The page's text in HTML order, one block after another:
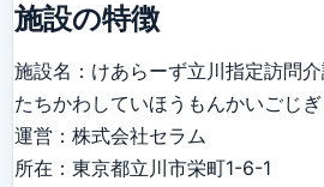
施設の特徴
施設名：けあらーず立川指定訪問
たちかわしていほうもんかいごじぎ
運営：株式会社セラム
所在：東京都立川市栄町1-6-1